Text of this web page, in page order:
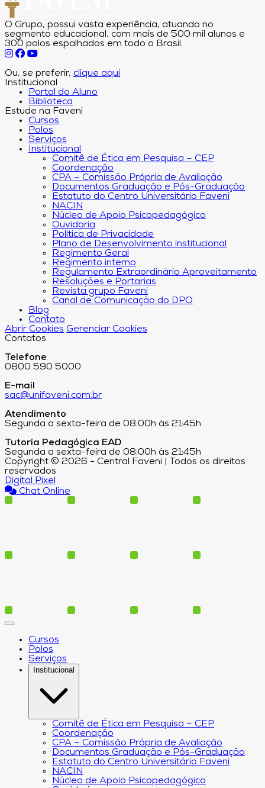
O Grupo, possui vasta experiência, atuando no
segmento educacional, com mais de 500 mil alunos e
300 polos espalhados em todo o Brasil.
Ou, se preferir, clique aqui
Institucional
Portal do Aluno
Biblioteca
Estude na Faveni
Cursos
Polos
Serviços
Institucional
Comitê de Ética em Pesquisa – CEP
Coordenação
CPA – Comissão Própria de Avaliação
Documentos Graduação e Pós-Graduação
Estatuto do Centro Universitário Faveni
NACIN
Núcleo de Apoio Psicopedagógico
Ouvidoria
Política de Privacidade
Plano de Desenvolvimento institucional
Regimento Geral
Regimento interno
Regulamento Extraordinário Aproveitamento
Resoluções e Portarias
Revista grupo Faveni
Canal de Comunicação do DPO
Blog
Contato
Abrir Cookies Gerenciar Cookies
Contatos
Telefone
0800 590 5000
E-mail
sac@unifaveni.com.br
Atendimento
Segunda a sexta-feira de 08:00h às 21:45h
Tutoria Pedagógica EAD
Segunda a sexta-feira de 08:00h às 21:45h
Copyright © 2026 - Central Faveni | Todos os direitos
reservados
Digital Pixel
Chat Online
Cursos
Polos
Serviços
Institucional
Comitê de Ética em Pesquisa – CEP
Coordenação
CPA – Comissão Própria de Avaliação
Documentos Graduação e Pós-Graduação
Estatuto do Centro Universitário Faveni
NACIN
Núcleo de Apoio Psicopedagógico